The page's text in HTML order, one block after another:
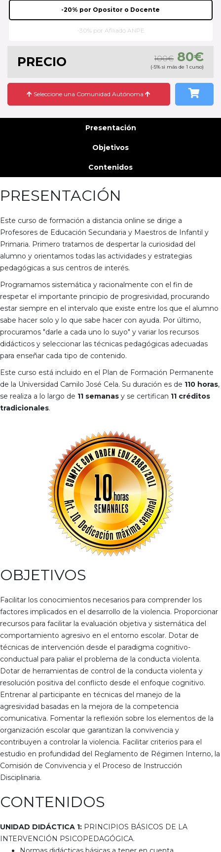
-20% por Opositor o Docente
-30% por Afiliado ANPE
PRECIO 100€ 80€
(-5% si más de 1 curso)
Seleccione una Comunidad Autónoma
Presentación
Objetivos
Contenidos
PRESENTACIÓN
Este curso de formación a distancia online se dirige a
Profesores de Educación Secundaria y Maestros de Infantil y
Primaria. Primero tratamos de despertar la curiosidad del
alumno y orientamos todas las actividades y estrategias
pedagógicas a sus centros de interés.
Programamos sistemática y racionalmente con el fin de
respetar el importante principio de progresividad, procurando
estar siempre en el intervalo que existe entre los que el alumno
sabe hacer solo y lo que sabe hacer con ayuda. Por último,
procuramos "darle a cada uno lo suyo" y variar los recursos
didácticos y seleccionar las técnicas pedagógicas adecuadas
para enseñar cada tipo de contenido.
Este curso está incluido en el Plan de Formación Permanente
de la Universidad Camilo José Cela. Su duración es de 110 horas,
se realiza a lo largo de 11 semanas y se certifican 11 créditos
tradicionales.
OBJETIVOS
Facilitar los conocimientos necesarios para comprender los
factores implicados en el desarrollo de la violencia. Proporcionar
recursos para facilitar la evaluación objetiva y sistemática del
comportamiento agresivo en el entorno escolar. Dotar de
técnicas de intervención desde el paradigma cognitivo-
conductual para paliar el problema de la conducta violenta.
Dotar de herramientas de control de la conducta violenta y
resolución positiva del conflicto desde el enfoque cognitivo.
Entrenar al participante en técnicas del manejo de la
agresividad basadas en la mejora de la competencia
comunicativa. Fomentar la reflexión sobre los elementos de la
organización escolar que garantizan la convivencia y
contribuyen a controlar la violencia. Facilitar criterios para el
estudio en profundidad del Reglamento de Régimen Interno, la
Comisión de Convivencia y el Proceso de Instrucción
Disciplinaria.
CONTENIDOS
UNIDAD DIDÁCTICA 1: PRINCIPIOS BÁSICOS DE LA
INTERVENCIÓN PSICOPEDAGÓGICA.